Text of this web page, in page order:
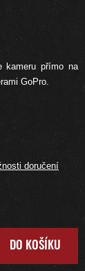
kameru přímo na
GoPro.
doručení
DO KOŠÍKU